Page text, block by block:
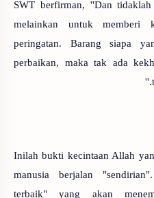
SWT berfirman, ''Dan
melainkan untuk memberi
peringatan. Barang siapa
perbaikan, maka tak ada
Inilah bukti kecintaan Allah
manusia berjalan
terbaik" yang akan